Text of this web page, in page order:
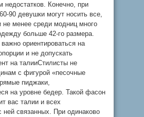
недостатков. Конечно, при
90 девушки могут носить все,
не менее среди модниц много
больше 42-го размера.
ориентироваться на
и не допускать
на талииСтилисты не
с фигурой «песочные
пиджаки,
на уровне бедер. Такой фасон
вас талии и всех
ней связанных. При одинаково